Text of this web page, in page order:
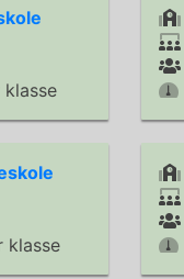
klasse
klasse